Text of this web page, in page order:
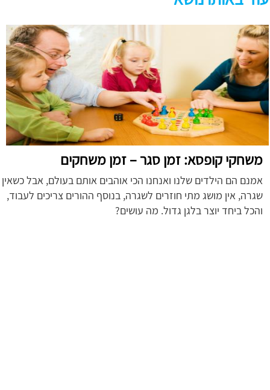
משחקי קופסא: זמן סגר – זמן משחקים
אמנם הם הילדים שלנו ואנחנו הכי אוהבים אותם בעולם, אבל כשאין
שגרה, אין מושג מתי חוזרים לשגרה, בנוסף ההורים צריכים לעבוד,
והכל ביחד יוצר בלגן גדול. מה עושים?